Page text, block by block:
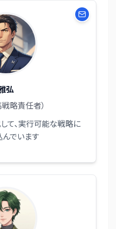
弘
略責任者）
て、実行可能な戦略に
んでいます